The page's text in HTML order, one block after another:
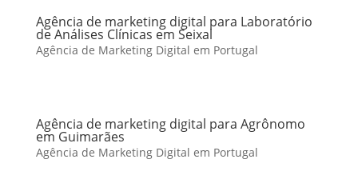
Agência de marketing digital para Laboratório
de Análises Clínicas em Seixal
Agência de Marketing Digital em Portugal
Agência de marketing digital para Agrônomo
em Guimarães
Agência de Marketing Digital em Portugal